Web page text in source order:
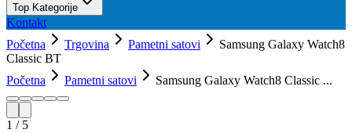
Top Kategorije
Kontakt
Početna
Trgovina Pametni satovi
Samsung Galaxy Watch8
Classic BT
Početna
Pametni satovi Samsung Galaxy Watch8 Classic ...
1 / 5